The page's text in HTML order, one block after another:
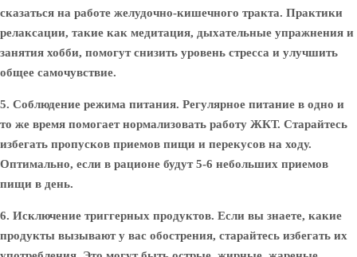
сказаться на работе желудочно-кишечного тракта. Практики
релаксации, такие как медитация, дыхательные упражнения и
занятия хобби, помогут снизить уровень стресса и улучшить
общее самочувствие.
5. Соблюдение режима питания. Регулярное питание в одно и
то же время помогает нормализовать работу ЖКТ. Старайтесь
избегать пропусков приемов пищи и перекусов на ходу.
Оптимально, если в рационе будут 5-6 небольших приемов
пищи в день.
6. Исключение триггерных продуктов. Если вы знаете, какие
продукты вызывают у вас обострения, старайтесь избегать их